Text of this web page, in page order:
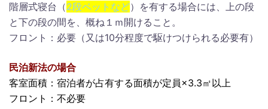
階層式寝台（2段ベットなど）を有する場合には、上の段
と下の段の間を、概ね１ｍ開けること。
フロント：必要（又は10分程度で駆けつけられる必要有）
民泊新法の場合
客室面積：宿泊者が占有する面積が定員×3.3㎡以上
フロント：不必要